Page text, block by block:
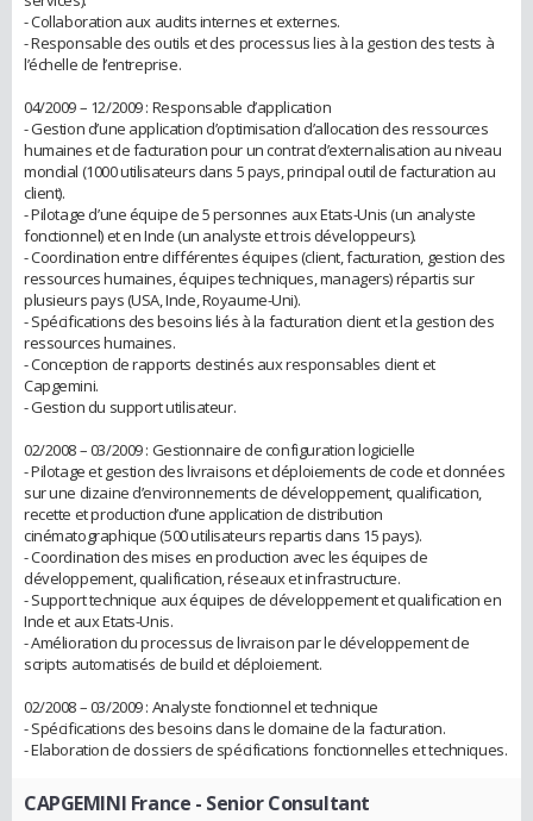
- Collaboration aux audits internes et externes.
- Responsable des outils et des processus lies à la gestion des tests à
l’échelle de l’entreprise.
04/2009 – 12/2009 : Responsable d’application
- Gestion d’une application d’optimisation d’allocation des ressources
humaines et de facturation pour un contrat d’externalisation au niveau
mondial (1000 utilisateurs dans 5 pays, principal outil de facturation au
client).
- Pilotage d’une équipe de 5 personnes aux Etats-Unis (un analyste
fonctionnel) et en Inde (un analyste et trois développeurs).
- Coordination entre différentes équipes (client, facturation, gestion des
ressources humaines, équipes techniques, managers) répartis sur
plusieurs pays (USA, Inde, Royaume-Uni).
- Spécifications des besoins liés à la facturation client et la gestion des
ressources humaines.
- Conception de rapports destinés aux responsables client et
Capgemini.
- Gestion du support utilisateur.
02/2008 – 03/2009 : Gestionnaire de configuration logicielle
- Pilotage et gestion des livraisons et déploiements de code et données
sur une dizaine d’environnements de développement, qualification,
recette et production d’une application de distribution
cinématographique (500 utilisateurs repartis dans 15 pays).
- Coordination des mises en production avec les équipes de
développement, qualification, réseaux et infrastructure.
- Support technique aux équipes de développement et qualification en
Inde et aux Etats-Unis.
- Amélioration du processus de livraison par le développement de
scripts automatisés de build et déploiement.
02/2008 – 03/2009 : Analyste fonctionnel et technique
- Spécifications des besoins dans le domaine de la facturation.
- Elaboration de dossiers de spécifications fonctionnelles et techniques.
CAPGEMINI France - Senior Consultant